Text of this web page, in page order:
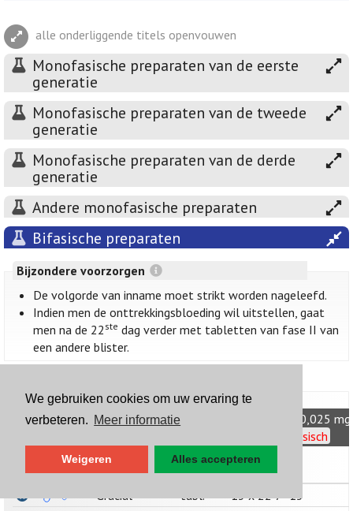
We gebruiken cookies om uw ervaring te
verbeteren. Meer informatie
Weigeren Alles accepteren
alle onderliggende titels openvouwen
Monofasische preparaten van de eerste
generatie
Monofasische preparaten van de tweede
generatie
Monofasische preparaten van de derde
generatie
Andere monofasische preparaten
Bifasische preparaten
Bijzondere voorzorgen
De volgorde van inname moet strikt worden nageleefd.
Indien men de onttrekkingsbloeding wil uitstellen, gaat
men na de 22 ste dag verder met tabletten van fase II van
een andere blister.
ethinylestradiol + desogestrel oraal 0,04 mg + 0,025
no VOS: anticonceptie multifasisch
specialiteit aantal
Gracial tabl.
13 x 22 7+15